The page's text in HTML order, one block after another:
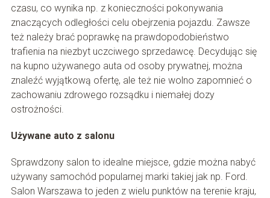
czasu, co wynika np. z konieczności pokonywania
znaczących odległości celu obejrzenia pojazdu. Zawsze
też należy brać poprawkę na prawdopodobieństwo
trafienia na niezbyt uczciwego sprzedawcę. Decydując się
na kupno używanego auta od osoby prywatnej, można
znaleźć wyjątkową ofertę, ale też nie wolno zapomnieć o
zachowaniu zdrowego rozsądku i niemałej dozy
ostrożności.
Używane auto z salonu
Sprawdzony salon to idealne miejsce, gdzie można nabyć
używany samochód popularnej marki takiej jak np. Ford.
Salon Warszawa to jeden z wielu punktów na terenie kraju,